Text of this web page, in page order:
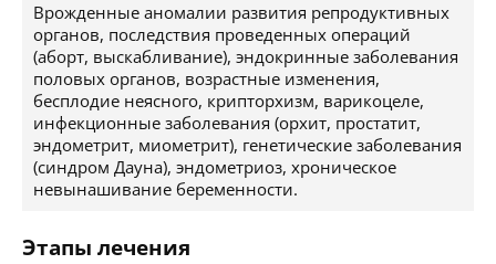
Врожденные аномалии развития репродуктивных
органов, последствия проведенных операций
(аборт, выскабливание), эндокринные заболевания
половых органов, возрастные изменения,
бесплодие неясного, крипторхизм, варикоцеле,
инфекционные заболевания (орхит, простатит,
эндометрит, миометрит), генетические заболевания
(синдром Дауна), эндометриоз, хроническое
невынашивание беременности.
Этапы лечения